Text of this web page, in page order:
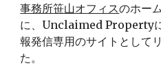
事務所笹山オフィスのホー
に、Unclaimed Property
報発信専用のサイトとして
た。